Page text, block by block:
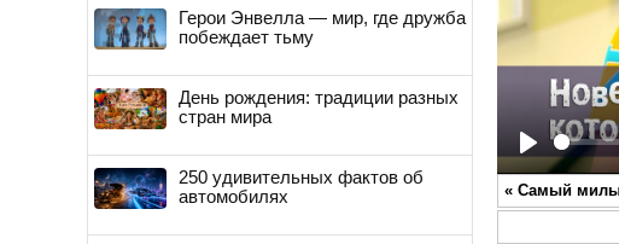
Play
« Самый
Герои Энвелла — мир, где дружба
побеждает тьму
День рождения: традиции разных
стран мира
250 удивительных фактов об
автомобилях